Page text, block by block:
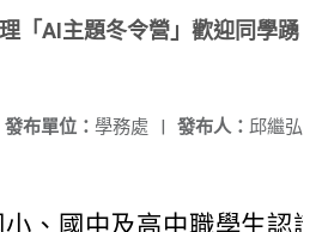
「AI主題冬令營」歡迎同學踴
發布人： 邱繼弘
發布單位： 學務處 |
、國中及高中職學生認